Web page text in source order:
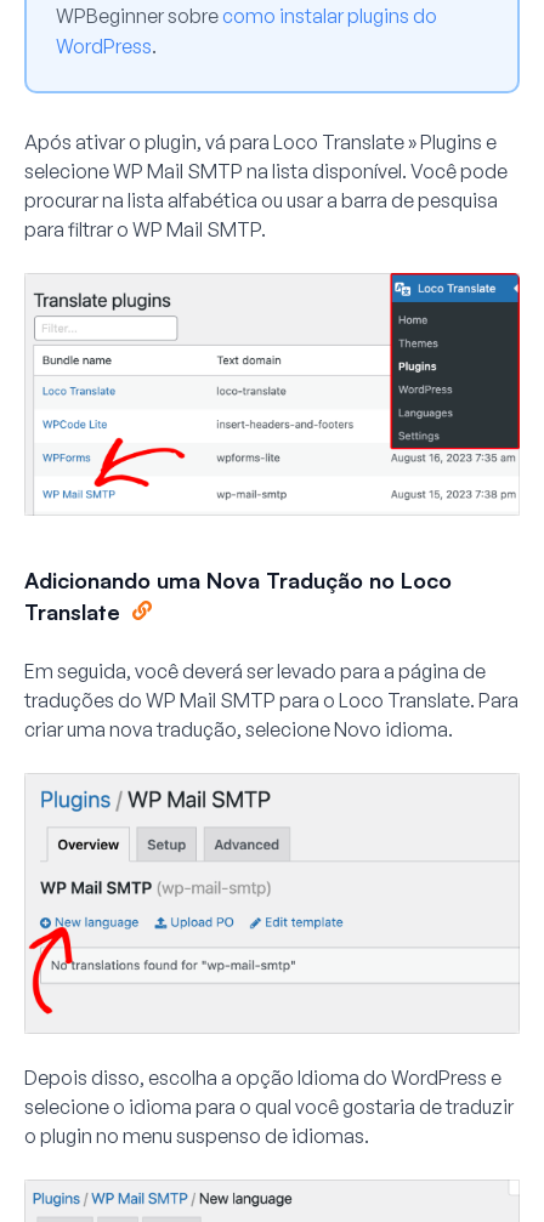
WPBeginner sobrecomo instalar plugins do
WordPress.
Após ativar o plugin, vá para Loco Translate » Plugins e
selecioneWP Mail SMTP na lista disponível. Você pode
procurar na lista alfabética ou usar a barra de pesquisa
para filtrar o WP Mail SMTP.
Adicionando uma Nova Tradução no Loco
Translate
Em seguida, você deverá ser levado para a página de
traduções do WP Mail SMTP para o Loco Translate. Para
criar uma nova tradução, selecioneNovo idioma.
Depois disso, escolha a opção Idioma do WordPress e
selecione o idioma para o qual você gostaria de traduzir
o plugin no menu suspenso de idiomas.